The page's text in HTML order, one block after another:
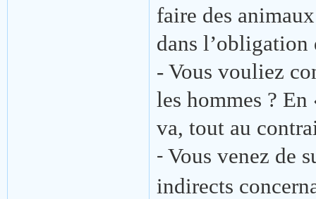
faire des
dans l’obligation
- Vous vouliez
les hommes ?
va, tout au
- Vous venez de
indirects